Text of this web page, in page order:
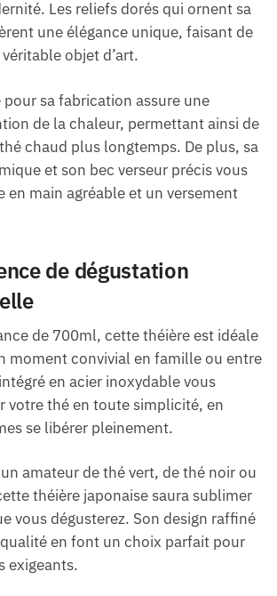
Les reliefs dorés qui ornent sa
une élégance unique, faisant de
objet d’art.
sa fabrication assure une
de la chaleur, permettant ainsi de
chaud plus longtemps. De plus, sa
et son bec verseur précis vous
en main agréable et un versement
de dégustation
de 700ml, cette théière est idéale
moment convivial en famille ou entre
en acier inoxydable vous
votre thé en toute simplicité, en
se libérer pleinement.
amateur de thé vert, de thé noir ou
théière japonaise saura sublimer
vous dégusterez. Son design raffiné
en font un choix parfait pour
exigeants.